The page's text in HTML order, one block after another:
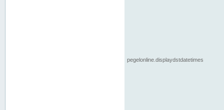
pegelonline.displaydstdatetimes